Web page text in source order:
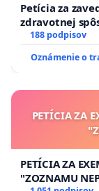
Petícia za
zdravotnej
pri prijímaní
188 podpisov
Oznámenie o
PETÍCIA ZA
PETÍCIA ZA
"ZOZNAMU